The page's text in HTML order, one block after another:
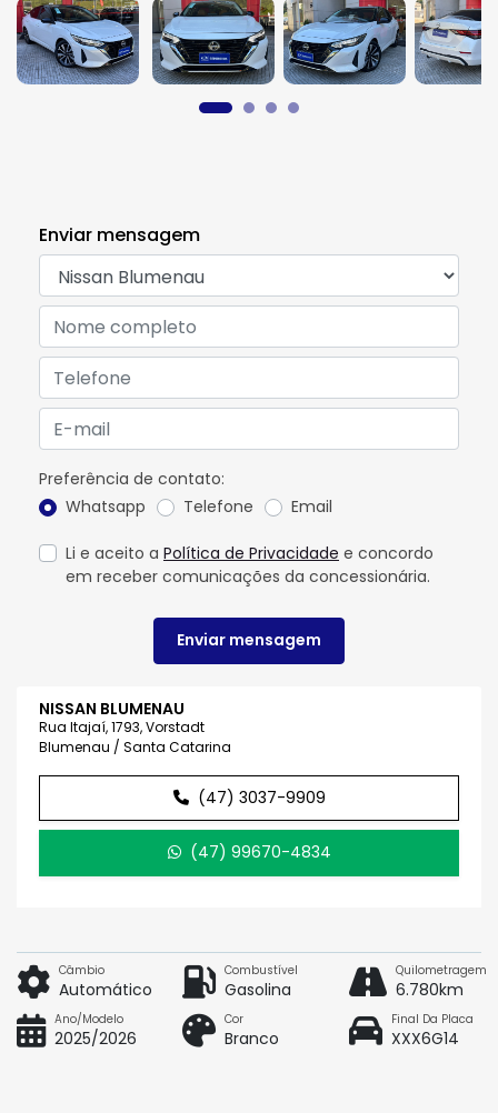
NISSAN BLUMENAU
Rua Itajaí, 1793, Vorstadt
Blumenau / Santa Catarina
(47) 3037-9909
(47) 99670-4834
Enviar mensagem
Preferência de contato:
Whatsapp
Telefone Email
Li e aceito a Política de Privacidade e concordo
em receber comunicações da concessionária.
Enviar mensagem
Câmbio
Automático
Combustível
Gasolina
Quilometragem
6.780km
Ano/Modelo
2025/2026
Cor
Branco
Final Da Placa
XXX6G14